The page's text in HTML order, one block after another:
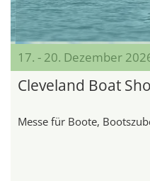
17. - 20. Dezember
Cleveland Boat
Messe für Boote,